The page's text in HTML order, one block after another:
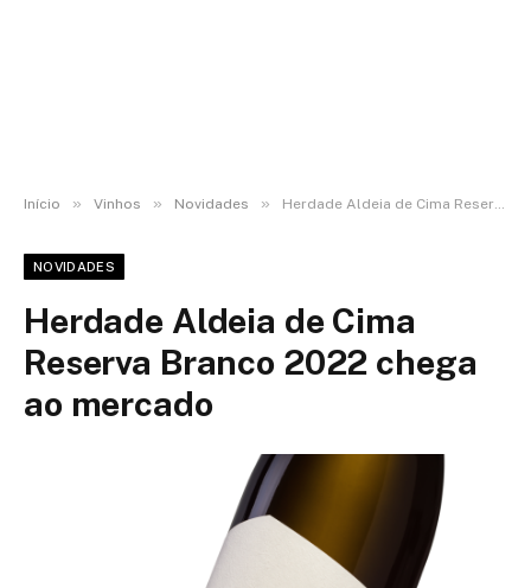
Início » Vinhos » Novidades » Herdade Aldeia de Cima Reserva Branco 2022 chega ao mercado
NOVIDADES
Herdade Aldeia de Cima
Reserva Branco 2022 chega
ao mercado